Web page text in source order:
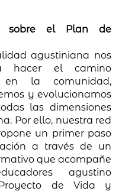
sobre el Plan de
agustiniana nos
hacer el camino
en la comunidad,
y evolucionamos
las dimensiones
Por ello, nuestra red
un primer paso
a través de un
que acompañe
agustino
de Vida y